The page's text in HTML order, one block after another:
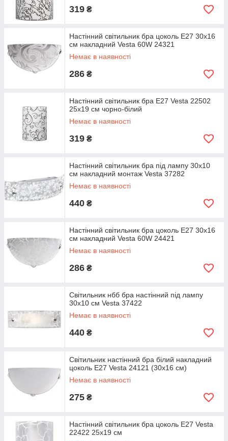
319 ₴
Настінний світильник бра цоколь Е27 30х16
см накладний Vesta 60W 24321
Немає в наявності
286 ₴
Настінний світильник бра Е27 Vesta 22502
25х19 см чорно-білий
Немає в наявності
319 ₴
Настінний світильник бра під лампу 30х10
см накладний монтаж Vesta 37282
Немає в наявності
440 ₴
Настінний світильник бра цоколь Е27 30х16
см накладний Vesta 60W 24421
Немає в наявності
286 ₴
Світильник нбб бра настінний під лампу
30х10 см Vesta 37422
Немає в наявності
440 ₴
Світильник настінний бра білий накладний
цоколь Е27 Vesta 24121 (30х16 см)
Немає в наявності
275 ₴
Настінний світильник бра цоколь Е27 Vesta
22422 25х19 см